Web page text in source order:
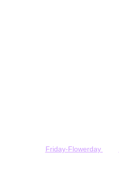
Friday-Flowerday